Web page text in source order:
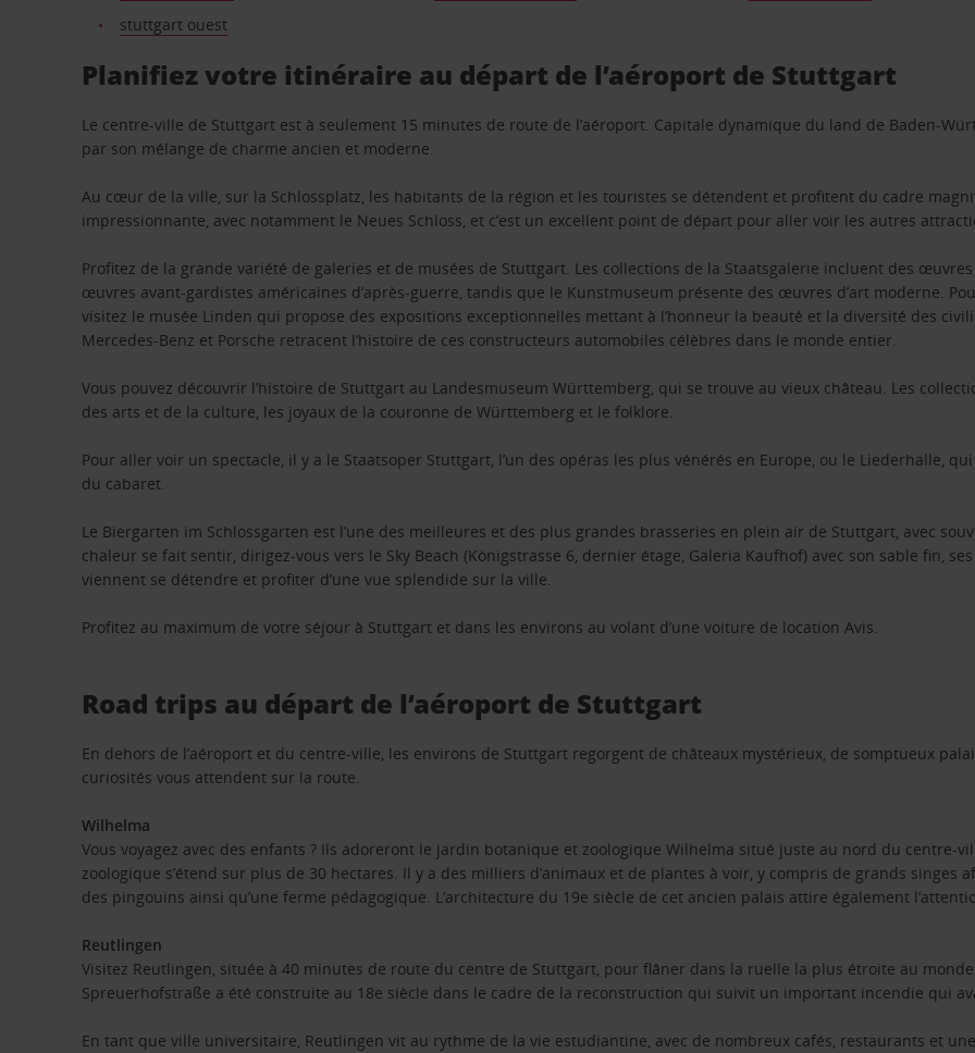
stuttgart ouest
Planifiez votre itinéraire au départ de l’aéroport de Stuttgart
Le centre-ville de Stuttgart est à seulement 15 minutes de route de l’aéroport. Capitale dynamique du land de Baden-
par son mélange de charme ancien et moderne.
Au cœur de la ville, sur la Schlossplatz, les habitants de la région et les touristes se détendent et profitent du cadre
impressionnante, avec notamment le Neues Schloss, et c’est un excellent point de départ pour aller voir les autres
Profitez de la grande variété de galeries et de musées de Stuttgart. Les collections de la Staatsgalerie incluent des
œuvres avant-gardistes américaines d’après-guerre, tandis que le Kunstmuseum présente des œuvres d’art moderne.
visitez le musée Linden qui propose des expositions exceptionnelles mettant à l’honneur la beauté et la diversité des
Mercedes-Benz et Porsche retracent l’histoire de ces constructeurs automobiles célèbres dans le monde entier.
Vous pouvez découvrir l’histoire de Stuttgart au Landesmuseum Württemberg, qui se trouve au vieux château. Les
des arts et de la culture, les joyaux de la couronne de Württemberg et le folklore.
Pour aller voir un spectacle, il y a le Staatsoper Stuttgart, l’un des opéras les plus vénérés en Europe, ou le Liederhalle,
du cabaret.
Le Biergarten im Schlossgarten est l’une des meilleures et des plus grandes brasseries en plein air de Stuttgart, avec
chaleur se fait sentir, dirigez-vous vers le Sky Beach (Königstrasse 6, dernier étage, Galeria Kaufhof) avec son sable fin,
viennent se détendre et profiter d’une vue splendide sur la ville.
Profitez au maximum de votre séjour à Stuttgart et dans les environs au volant d’une voiture de location Avis.
Road trips au départ de l’aéroport de Stuttgart
En dehors de l’aéroport et du centre-ville, les environs de Stuttgart regorgent de châteaux mystérieux, de somptueux
curiosités vous attendent sur la route.
Wilhelma
Vous voyagez avec des enfants ? Ils adoreront le jardin botanique et zoologique Wilhelma situé juste au nord du centre-
zoologique s’étend sur plus de 30 hectares. Il y a des milliers d’animaux et de plantes à voir, y compris de grands
des pingouins ainsi qu’une ferme pédagogique. L’architecture du 19e siècle de cet ancien palais attire également
Reutlingen
Visitez Reutlingen, située à 40 minutes de route du centre de Stuttgart, pour flâner dans la ruelle la plus étroite au
Spreuerhofstraße a été construite au 18e siècle dans le cadre de la reconstruction qui suivit un important incendie qui
En tant que ville universitaire, Reutlingen vit au rythme de la vie estudiantine, avec de nombreux cafés, restaurants et